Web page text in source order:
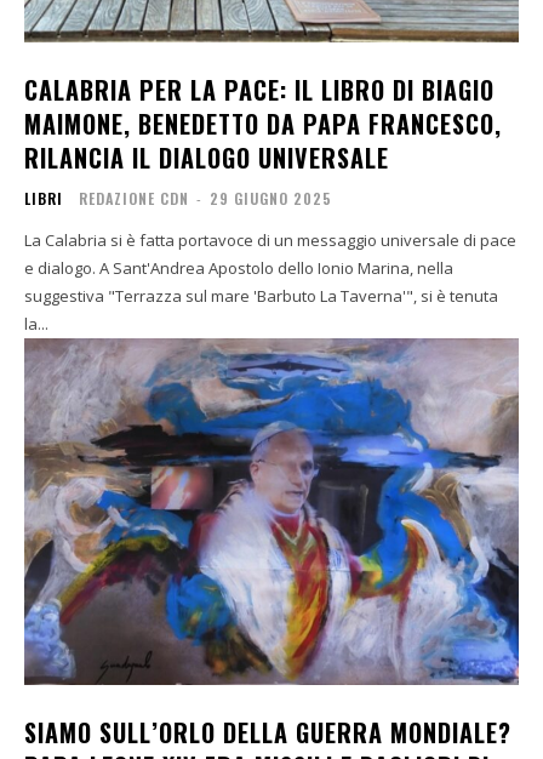
CALABRIA PER LA PACE: IL LIBRO DI BIAGIO
MAIMONE, BENEDETTO DA PAPA FRANCESCO,
RILANCIA IL DIALOGO UNIVERSALE
LIBRI REDAZIONE CDN - 29 GIUGNO 2025
La Calabria si è fatta portavoce di un messaggio universale di pace
e dialogo. A Sant'Andrea Apostolo dello Ionio Marina, nella
suggestiva "Terrazza sul mare 'Barbuto La Taverna'", si è tenuta
la...
SIAMO SULL’ORLO DELLA GUERRA MONDIALE?